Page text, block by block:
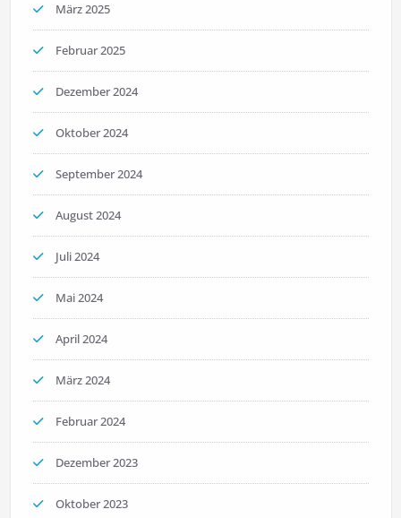
März 2025
Februar 2025
Dezember 2024
Oktober 2024
September 2024
August 2024
Juli 2024
Mai 2024
April 2024
März 2024
Februar 2024
Dezember 2023
Oktober 2023